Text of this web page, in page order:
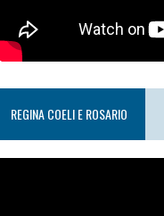
REGINA COELI E ROSARIO